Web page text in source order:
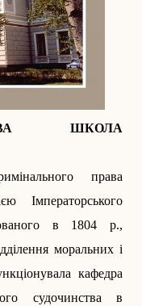
ШКОЛА
права
Імператорського
в 1804 р.,
моральних і
кафедра
судочинства в